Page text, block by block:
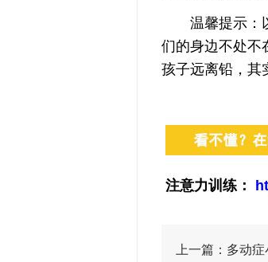
温馨提示：
们的身边不处不
孩子远离铅，其
注意力训练：
上一篇： 多动